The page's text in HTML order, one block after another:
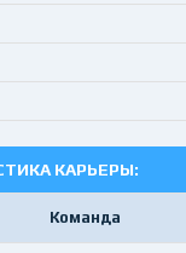
КАРЬЕРЫ:
Команда